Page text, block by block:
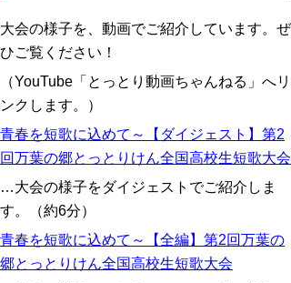
大会の様子を、動画でご紹介しています。ぜ
ひご覧ください！
（YouTube「とっとり動画ちゃんねる」へリ
ンクします。）
青春を短歌に込めて～【ダイジェスト】第2
回万葉の郷とっとりけん全国高校生短歌大会
…大会の様子をダイジェストでご紹介しま
す。（約6分）
青春を短歌に込めて～【全編】第2回万葉の
郷とっとりけん全国高校生短歌大会